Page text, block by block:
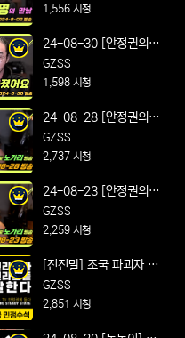
치 시사 및 노가리 방송
의 만남
1,556 시청
24-08-30 [안정권의 썰
방] 연설왕의 매운맛 정
치 시사 및 노가리 방송
요
GZSS
1,598 시청
24-08-28 [안정권의 썰
방] 연설왕의 매운맛 정
치 시사 및 노가리 방송
GZSS
2,737 시청
24-08-23 [안정권의 썰
방] 연설왕의 매운맛 정
치 시사 및 노가리 방송
강 유의
GZSS
2,259 시청
[전전말] 조국 파괴자 청
와대 조국 민정수석 얼마
나 아십니까
GZSS
2,851 시청